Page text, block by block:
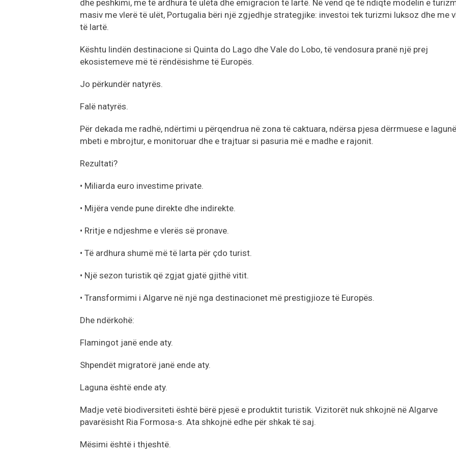
dhe peshkimi, me të ardhura të ulëta dhe emigracion të lartë. Në vend që të ndiqte modelin e
masiv me vlerë të ulët, Portugalia bëri një zgjedhje strategjike: investoi tek turizmi luksoz dhe me
të lartë.
Kështu lindën destinacione si Quinta do Lago dhe Vale do Lobo, të vendosura pranë një prej
ekosistemeve më të rëndësishme të Europës.
Jo përkundër natyrës.
Falë natyrës.
Për dekada me radhë, ndërtimi u përqendrua në zona të caktuara, ndërsa pjesa dërrmuese e
mbeti e mbrojtur, e monitoruar dhe e trajtuar si pasuria më e madhe e rajonit.
Rezultati?
• Miliarda euro investime private.
• Mijëra vende pune direkte dhe indirekte.
• Rritje e ndjeshme e vlerës së pronave.
• Të ardhura shumë më të larta për çdo turist.
• Një sezon turistik që zgjat gjatë gjithë vitit.
• Transformimi i Algarve në një nga destinacionet më prestigjioze të Europës.
Dhe ndërkohë:
Flamingot janë ende aty.
Shpendët migratorë janë ende aty.
Laguna është ende aty.
Madje vetë biodiversiteti është bërë pjesë e produktit turistik. Vizitorët nuk shkojnë në Algarve
pavarësisht Ria Formosa-s. Ata shkojnë edhe për shkak të saj.
Mësimi është i thjeshtë.